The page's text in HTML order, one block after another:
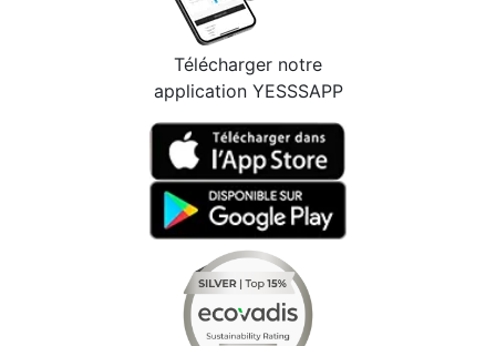
Télécharger notre
application YESSSAPP